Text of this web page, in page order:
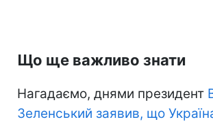
Що ще важливо знати
Нагадаємо, днями президент
Зеленський заявив, що